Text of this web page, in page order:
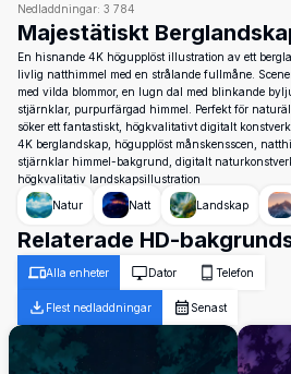
Nedladdningar: 3 784
Majestätiskt
En hisnande 4K högupplöst illustration av ett
livlig natthimmel med en strålande fullmåne.
med vilda blommor, en lugn dal med blinkande
stjärnklar, purpurfärgad himmel. Perfekt för
söker ett fantastiskt, högkvalitativt digitalt
4K berglandskap, högupplöst månskensscen,
stjärnklar himmel-bakgrund, digitalt
högkvalitativ landskapsillustration
Natur
Natt Landskap
Relaterade HD-
Alla enheter Dator Telefon
Flest nedladdningar Senast